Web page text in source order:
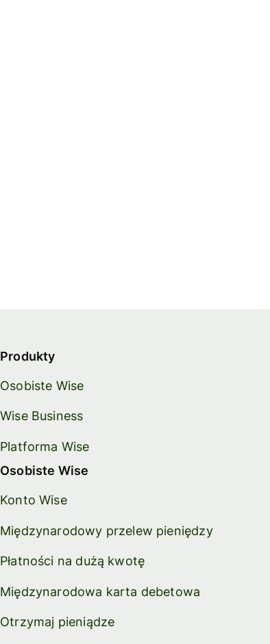
Produkty
Osobiste Wise
Wise Business
Platforma Wise
Osobiste Wise
Konto Wise
Międzynarodowy przelew pieniędzy
Płatności na dużą kwotę
Międzynarodowa karta debetowa
Otrzymaj pieniądze